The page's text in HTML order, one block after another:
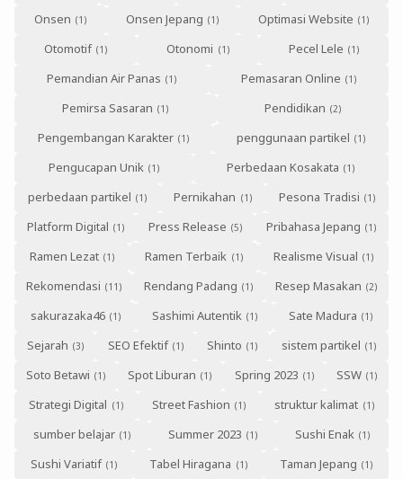
Onsen
Onsen Jepang
Optimasi Website
Otomotif
Otonomi
Pecel Lele
Pemandian Air Panas
Pemasaran Online
Pemirsa Sasaran
Pendidikan
Pengembangan Karakter
penggunaan partikel
Pengucapan Unik
Perbedaan Kosakata
perbedaan partikel
Pernikahan
Pesona Tradisi
Platform Digital
Press Release
Pribahasa Jepang
Ramen Lezat
Ramen Terbaik
Realisme Visual
Rekomendasi
Rendang Padang
Resep Masakan
sakurazaka46
Sashimi Autentik
Sate Madura
Sejarah
SEO Efektif Shinto
sistem partikel
Soto Betawi
Spot Liburan Spring 2023
SSW
Strategi Digital
Street Fashion
struktur kalimat
sumber belajar
Summer 2023
Sushi Enak
Sushi Variatif
Tabel Hiragana
Taman Jepang